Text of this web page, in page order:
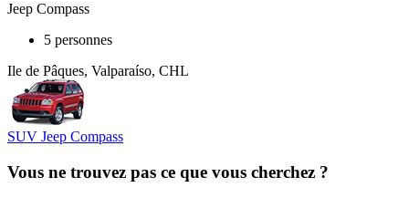
Jeep Compass
5 personnes
Ile de Pâques, Valparaíso, CHL
SUV Jeep Compass
Vous ne trouvez pas ce que vous cherchez ?